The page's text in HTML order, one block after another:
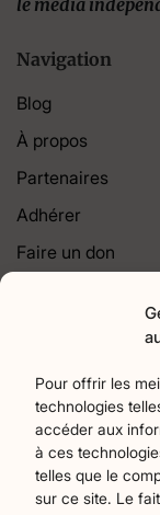
Pour offrir les
technologies
accéder aux
à ces
telles que le
sur ce site. Le
le média
Navigation
Blog
À propos
Partenaires
Adhérer
Faire un don
Agriculture 17
Bien-Etre
Commerces9
Éducation94
La parole à nos